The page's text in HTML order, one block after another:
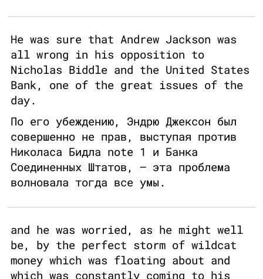
He was sure that Andrew Jackson was
all wrong in his opposition to
Nicholas Biddle and the United States
Bank, one of the great issues of the
day.
По его убеждению, Эндрю Джексон был
совершенно не прав, выступая против
Николаса Бидла note 1 и Банка
Соединенных Штатов, — эта проблема
волновала тогда все умы.
and he was worried, as he might well
be, by the perfect storm of wildcat
money which was floating about and
which was constantly coming to his